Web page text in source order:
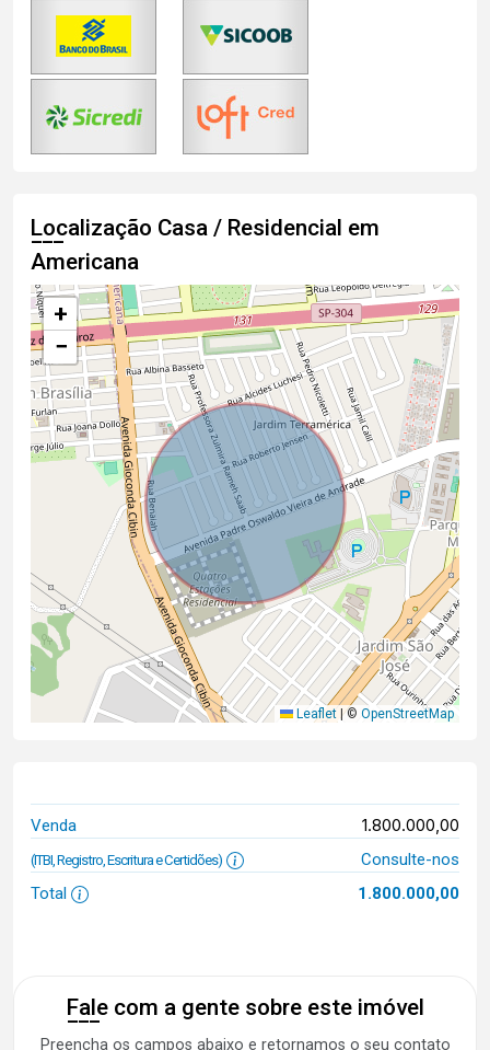
Localização Casa / Residencial em
Americana
+
−
Leaflet |© OpenStreetMap
Venda 1.800.000,00
(ITBI, Registro, Escritura e Certidões)
Consulte-nos
Total
1.800.000,00
Fale com a gente sobre este imóvel
Preencha os campos abaixo e retornamos o seu contato